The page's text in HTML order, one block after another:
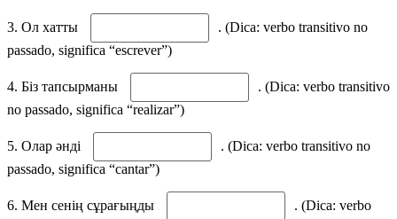
3. Ол хатты
. (Dica: verbo transitivo no
passado, significa “escrever”)
4. Біз тапсырманы
. (Dica: verbo transitivo
no passado, significa “realizar”)
5. Олар әнді
. (Dica: verbo transitivo no
passado, significa “cantar”)
6. Мен сенің сұрағыңды
. (Dica: verbo